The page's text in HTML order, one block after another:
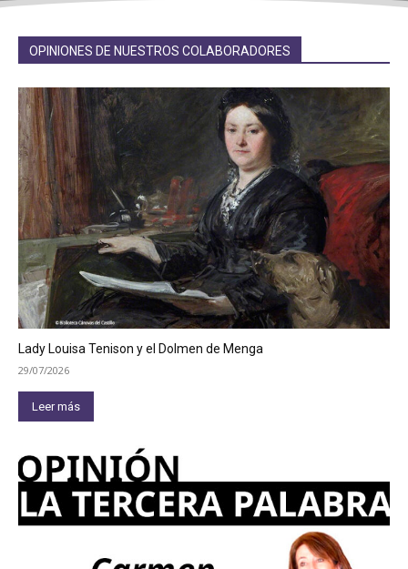
OPINIONES DE NUESTROS COLABORADORES
Lady Louisa Tenison y el Dolmen de Menga
29/07/2026
Leer más